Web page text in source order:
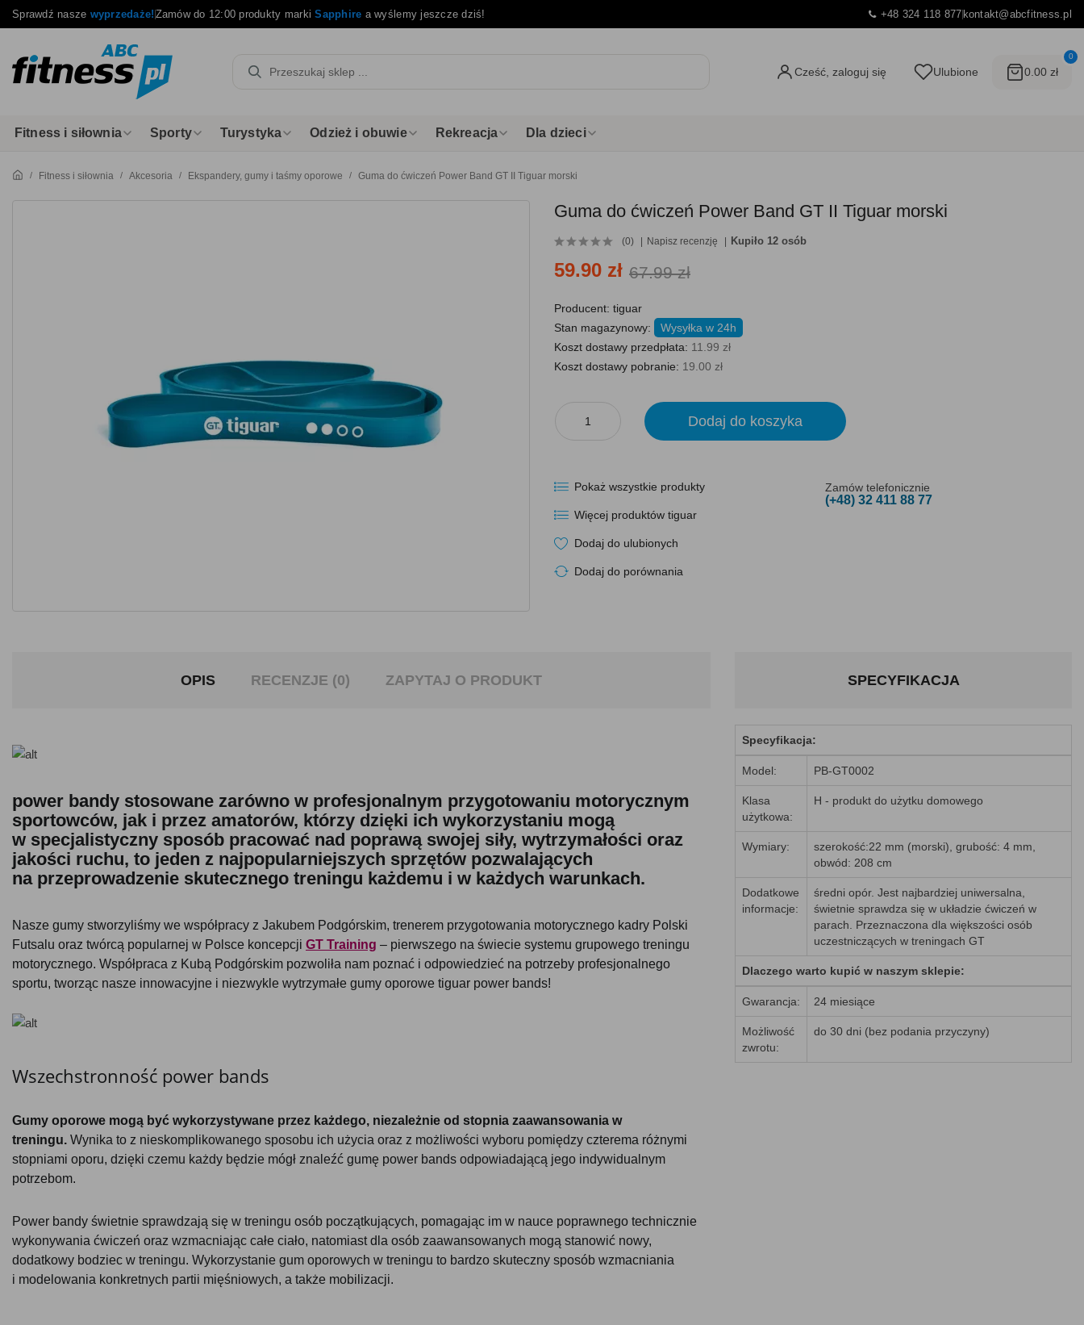
Sprawdź nasze wyprzedaże!Zamów do 12:00 produkty markiSapphire a wyślemy jeszcze dziś! +48 324 118 877kontakt@abcfitness.pl
Cześć, zaloguj się Ulubione
0
0.00 zł
Fitness i siłownia Sporty Turystyka Odzież i obuwie Rekreacja Dla dzieci
Fitness i siłownia Akcesoria Ekspandery, gumy i taśmy oporowe Guma do ćwiczeń Power Band GT II Tiguar morski
Guma do ćwiczeń Power Band GT II Tiguar morski
(0) Napisz recenzję Kupiło 12 osób
59.90 zł 67.99 zł
Producent: tiguar
Stan magazynowy:
Wysyłka w 24h
Koszt dostawy przedpłata: 11.99 zł
Koszt dostawy pobranie: 19.00 zł
Dodaj do koszyka
Pokaż wszystkie produkty
Więcej produktów tiguar
Dodaj do ulubionych
Dodaj do porównania
Zamów telefonicznie
(+48) 32 411 88 77
OPIS RECENZJE (0) ZAPYTAJ O PRODUKT
power bandy stosowane zarówno w profesjonalnym przygotowaniu motorycznym
sportowców, jak i przez amatorów, którzy dzięki ich wykorzystaniu mogą
w specjalistyczny sposób pracować nad poprawą swojej siły, wytrzymałości oraz
jakości ruchu, to jeden z najpopularniejszych sprzętów pozwalających
na przeprowadzenie skutecznego treningu każdemu i w każdych warunkach.
Nasze gumy stworzyliśmy we współpracy z Jakubem Podgórskim, trenerem przygotowania motorycznego kadry Polski
Futsalu oraz twórcą popularnej w Polsce koncepcji GT Training – pierwszego na świecie systemu grupowego treningu
motorycznego. Współpraca z Kubą Podgórskim pozwoliła nam poznać i odpowiedzieć na potrzeby profesjonalnego
sportu, tworząc nasze innowacyjne i niezwykle wytrzymałe gumy oporowe tiguar power bands!
Wszechstronność power bands
Gumy oporowe mogą być wykorzystywane przez każdego, niezależnie od stopnia zaawansowania w
treningu. Wynika to z nieskomplikowanego sposobu ich użycia oraz z możliwości wyboru pomiędzy czterema różnymi
stopniami oporu, dzięki czemu każdy będzie mógł znaleźć gumę power bands odpowiadającą jego indywidualnym
potrzebom.
Power bandy świetnie sprawdzają się w treningu osób początkujących, pomagając im w nauce poprawnego technicznie
wykonywania ćwiczeń oraz wzmacniając całe ciało, natomiast dla osób zaawansowanych mogą stanowić nowy,
dodatkowy bodziec w treningu. Wykorzystanie gum oporowych w treningu to bardzo skuteczny sposób wzmacniania
i modelowania konkretnych partii mięśniowych, a także mobilizacji.
SPECYFIKACJA
Specyfikacja:
Model: PB-GT0002
Klasa
użytkowa:
H - produkt do użytku domowego
Wymiary:
szerokość:22 mm (morski), grubość: 4 mm,
obwód: 208 cm
Dodatkowe
informacje:
średni opór. Jest najbardziej uniwersalna,
świetnie sprawdza się w układzie ćwiczeń w
parach. Przeznaczona dla większości osób
uczestniczących w treningach GT
Dlaczego warto kupić w naszym sklepie:
Gwarancja: 24 miesiące
Możliwość
zwrotu:
do 30 dni (bez podania przyczyny)